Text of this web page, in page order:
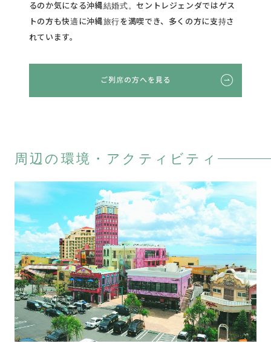
るのか気になる沖縄結婚式。セントレジェンダではゲス
トの方も快適に沖縄旅行を満喫でき、多くの方に支持さ
れています。
ご列席の方へを見る
周辺の環境・アクティビティ